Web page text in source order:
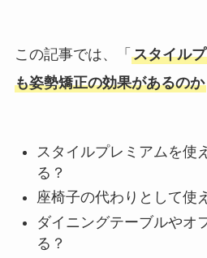
この記事では、「 スタイル
も姿勢矯正の効果があるのか
スタイルプレミアムを使
る？
座椅子の代わりとして使
ダイニングテーブルやオ
る？